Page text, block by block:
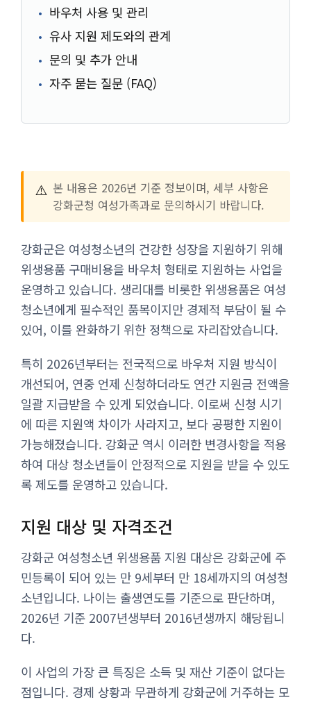
바우처 사용 및 관리
유사 지원 제도와의 관계
문의 및 추가 안내
자주 묻는 질문 (FAQ)
⚠️ 본 내용은 2026년 기준 정보이며, 세부 사항은
강화군청 여성가족과로 문의하시기 바랍니다.
강화군은 여성청소년의 건강한 성장을 지원하기 위해
위생용품 구매비용을 바우처 형태로 지원하는 사업을
운영하고 있습니다. 생리대를 비롯한 위생용품은 여성
청소년에게 필수적인 품목이지만 경제적 부담이 될 수
있어, 이를 완화하기 위한 정책으로 자리잡았습니다.
특히 2026년부터는 전국적으로 바우처 지원 방식이
개선되어, 연중 언제 신청하더라도 연간 지원금 전액을
일괄 지급받을 수 있게 되었습니다. 이로써 신청 시기
에 따른 지원액 차이가 사라지고, 보다 공평한 지원이
가능해졌습니다. 강화군 역시 이러한 변경사항을 적용
하여 대상 청소년들이 안정적으로 지원을 받을 수 있도
록 제도를 운영하고 있습니다.
지원 대상 및 자격조건
강화군 여성청소년 위생용품 지원 대상은 강화군에 주
민등록이 되어 있는 만 9세부터 만 18세까지의 여성청
소년입니다. 나이는 출생연도를 기준으로 판단하며,
2026년 기준 2007년생부터 2016년생까지 해당됩니
다.
이 사업의 가장 큰 특징은 소득 및 재산 기준이 없다는
점입니다. 경제 상황과 무관하게 강화군에 거주하는 모